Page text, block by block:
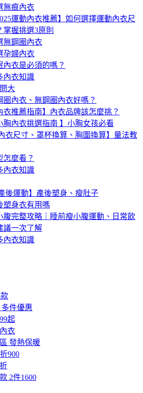
無痕內衣
運動內衣推薦】如何選擇運動內衣尺
掌握挑選3原則
無鋼圈內衣
孕婦內衣
內衣是必須的嗎？
內衣知識
大
圈內衣、無鋼圈內衣好嗎？
衣推薦指南】內衣品牌該怎麼挑？
胸內衣挑選指南 】小胸女孩必看
內衣尺寸、罩杯換算、胸圍換算】量法教
怎麼看？
內衣知識
產後運動】產後塑身、瘦肚子
塑身衣有用嗎
腹完整攻略｜睡前瘦小腹運動、日常飲
議一次了解
內衣知識
件優惠
起
衣
發熱保暖
900
2件1600